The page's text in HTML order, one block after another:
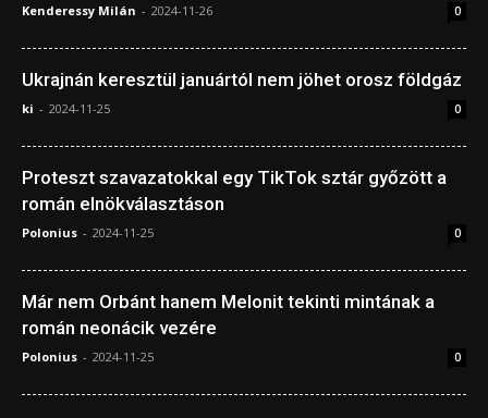
Kenderessy Milán - 2024-11-26 0
Ukrajnán keresztül januártól nem jöhet orosz földgáz
ki - 2024-11-25 0
Proteszt szavazatokkal egy TikTok sztár győzött a
román elnökválasztáson
Polonius - 2024-11-25 0
Már nem Orbánt hanem Melonit tekinti mintának a
román neonácik vezére
Polonius - 2024-11-25 0